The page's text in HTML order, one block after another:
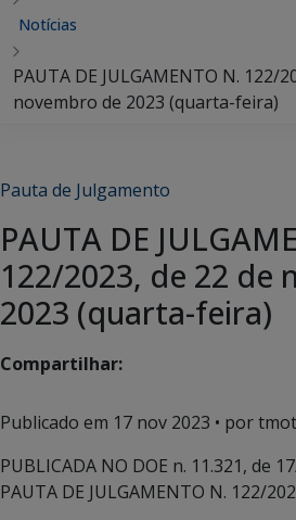
Notícias
PAUTA DE JULGAMENTO N. 122/
novembro de 2023 (quarta-feira)
Pauta de Julgamento
PAUTA DE
122/2023, de 22 de
2023 (quarta-feira)
Compartilhar:
Publicado em 17 nov 2023 • por
PUBLICADA NO DOE n. 11.321, de
PAUTA DE JULGAMENTO N. 122/